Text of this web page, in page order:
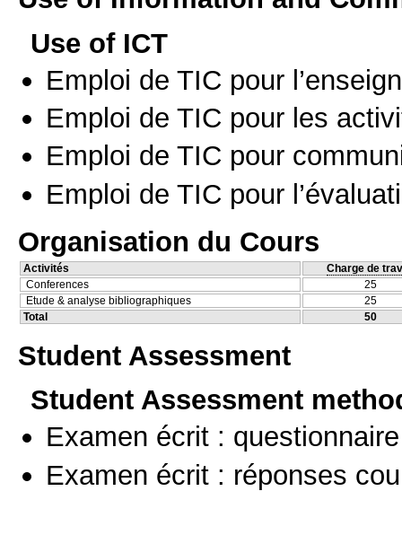
Use of ICT
Emploi de TIC pour
Emploi de TIC pour les
Emploi de TIC pour
Emploi de TIC pour
Organisation du Cours
Activités
Charge de
Conferences
25
Etude & analyse bibliographiques
25
Total
50
Student Assessment
Student Assessment
Examen écrit :
Examen écrit : réponses